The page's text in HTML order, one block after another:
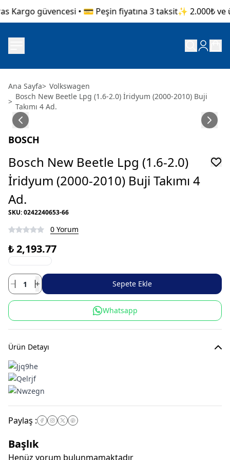
Kargo güvencesi • 💳 Peşin fiyatına 3 taksit✨ 2.000₺ ve
Ana Sayfa> Volkswagen
>
Bosch New Beetle Lpg (1.6-2.0) İridyum (2000-2010) Buji
Takımı 4 Ad.
BOSCH
Bosch New Beetle Lpg (1.6-2.0)
İridyum (2000-2010) Buji Takımı 4
Ad.
SKU:0242240653-66
0 Yorum
₺ 2,193.77
Sepete Ekle
Whatsapp
Ürün Detayı
Paylaş :
Başlık
Henüz yorum bulunmamaktadır